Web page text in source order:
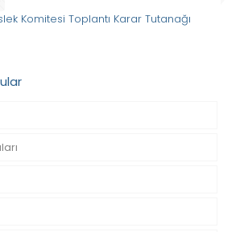
Komitesi Toplantı Karar Tutanağı